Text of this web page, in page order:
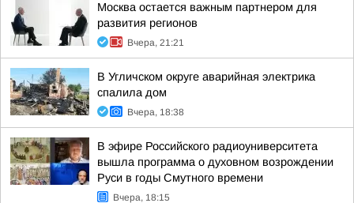
Москва остается важным партнером для
развития регионов
Вчера, 21:21
В Угличском округе аварийная электрика
спалила дом
Вчера, 18:38
В эфире Российского радиоуниверситета
вышла программа о духовном возрождении
Руси в годы Смутного времени
Вчера, 18:15